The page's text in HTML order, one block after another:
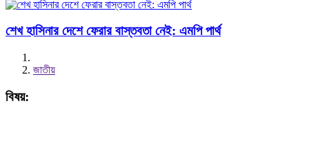
শেখ হাসিনার দেশে ফেরার বাস্তবতা নেই: এমপি পার্থ
জাতীয়
বিষয়: